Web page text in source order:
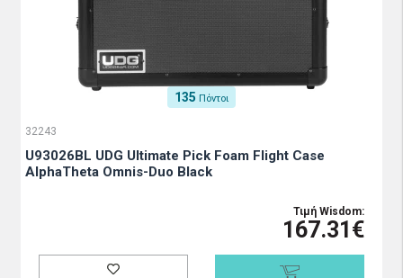
135 Πόντοι
32243
U93026BL UDG Ultimate Pick Foam Flight Case
AlphaTheta Omnis-Duo Black
Τιμή Wisdom:
167.31€